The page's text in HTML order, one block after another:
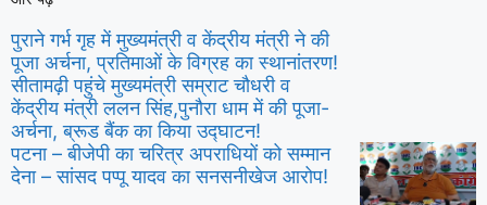
पुराने गर्भ गृह में मुख्यमंत्री व केंद्रीय मंत्री ने की
पूजा अर्चना, प्रतिमाओं के विग्रह का स्थानांतरण!
सीतामढ़ी पहुंचे मुख्यमंत्री सम्राट चौधरी व
केंद्रीय मंत्री ललन सिंह,पुनौरा धाम में की पूजा-
अर्चना, ब्रूड बैंक का किया उद्घाटन!
पटना – बीजेपी का चरित्र अपराधियों को सम्मान
देना – सांसद पप्पू यादव का सनसनीखेज आरोप!